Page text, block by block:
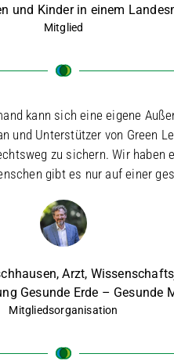
und Kinder in einem
Mitglied
kann sich eine eigene
und Unterstützer von Green
zu sichern. Wir haben
gibt es nur auf einer
Arzt,
Gesunde Erde – Gesunde
Mitgliedsorganisation